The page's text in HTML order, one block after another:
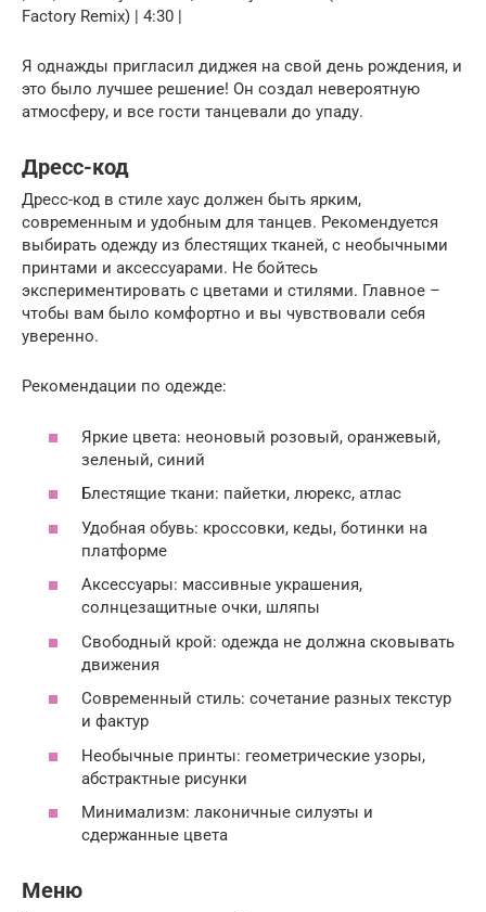
Factory Remix) | 4:30 |
Я однажды пригласил диджея на свой день рождения, и
это было лучшее решение! Он создал невероятную
атмосферу, и все гости танцевали до упаду.
Дресс-код
Дресс-код в стиле хаус должен быть ярким,
современным и удобным для танцев. Рекомендуется
выбирать одежду из блестящих тканей, с необычными
принтами и аксессуарами. Не бойтесь
экспериментировать с цветами и стилями. Главное –
чтобы вам было комфортно и вы чувствовали себя
уверенно.
Рекомендации по одежде:
Яркие цвета: неоновый розовый, оранжевый,
зеленый, синий
Блестящие ткани: пайетки, люрекс, атлас
Удобная обувь: кроссовки, кеды, ботинки на
платформе
Аксессуары: массивные украшения,
солнцезащитные очки, шляпы
Свободный крой: одежда не должна сковывать
движения
Современный стиль: сочетание разных текстур
и фактур
Необычные принты: геометрические узоры,
абстрактные рисунки
Минимализм: лаконичные силуэты и
сдержанные цвета
Меню